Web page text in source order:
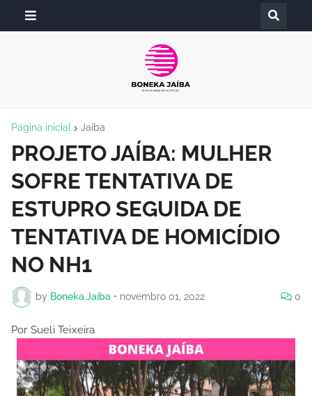
Página inicial Jaíba
PROJETO JAÍBA: MULHER
SOFRE TENTATIVA DE
ESTUPRO SEGUIDA DE
TENTATIVA DE HOMICÍDIO
NO NH1
by Boneka Jaíba • novembro 01, 2022 0
Por Sueli Teixeira